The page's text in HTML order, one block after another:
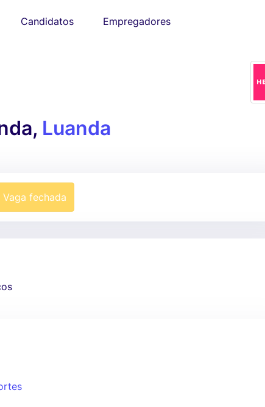
Candidatos Empregadores
Luanda
Vaga fechada